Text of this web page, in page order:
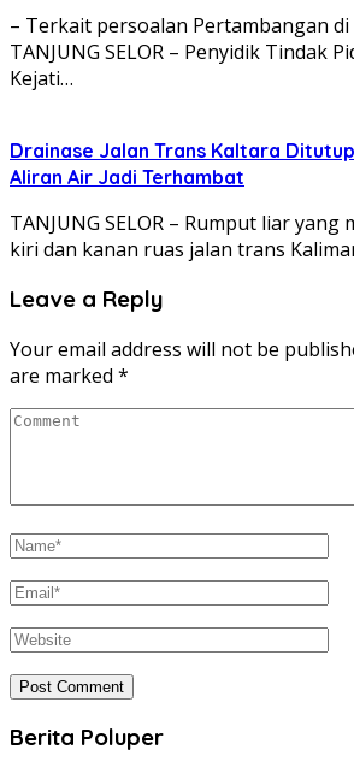
– Terkait persoalan Pertambangan
TANJUNG SELOR – Penyidik Tindak
Kejati…
Drainase Jalan Trans Kaltara
Aliran Air Jadi Terhambat
TANJUNG SELOR – Rumput liar
kiri dan kanan ruas jalan trans
Leave a Reply
Your email address will not be
are marked *
Berita Poluper